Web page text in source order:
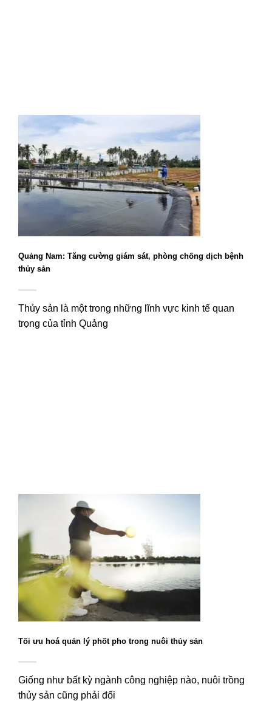
Quảng Nam: Tăng cường giám sát, phòng chống dịch bệnh
thủy sản
Thủy sản là một trong những lĩnh vực kinh tế quan
trọng của tỉnh Quảng
Tối ưu hoá quản lý phốt pho trong nuôi thủy sản
Giống như bất kỳ ngành công nghiệp nào, nuôi trồng
thủy sản cũng phải đối